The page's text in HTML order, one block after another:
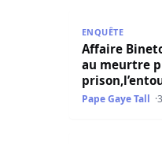
ENQUÊTE
Affaire
au meurtre
Pape Gaye Tall